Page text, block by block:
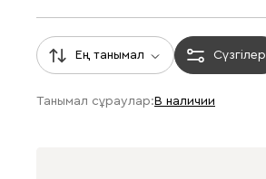
Ең танымал Сүзгілер
Танымал сұраулар: В наличии